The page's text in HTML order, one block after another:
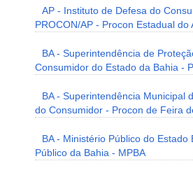
AP - Instituto de Defesa do
PROCON/AP - Procon Estadual do
BA - Superintendência de
Consumidor do Estado da Bahia -
BA - Superintendência Municipal
do Consumidor - Procon de Feira
BA - Ministério Público do Estado
Público da Bahia - MPBA